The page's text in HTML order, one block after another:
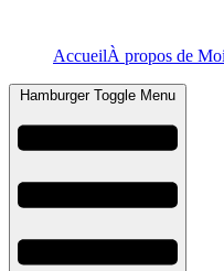
AccueilÀ propos de Moi
Hamburger Toggle Menu